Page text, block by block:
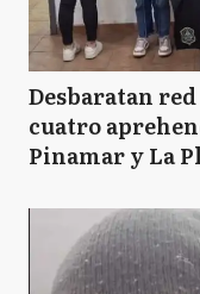
Desbaratan
cuatro
Pinamar y La